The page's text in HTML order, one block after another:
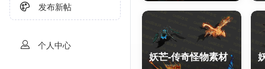
发布新帖
个人中心
妖芒-传奇怪物素材